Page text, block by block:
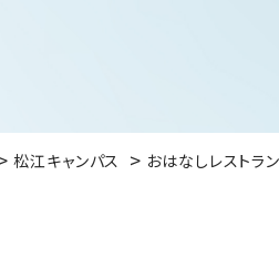
松江キャンパス おはなしレストラン